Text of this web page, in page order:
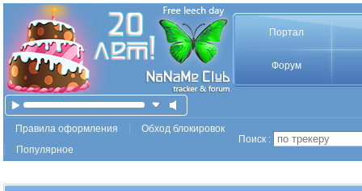
Портал
Форум
Правила оформления
Обход блокировок
Популярное
Поиск :